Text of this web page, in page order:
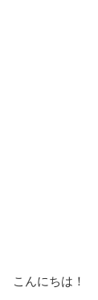
こんにちは！